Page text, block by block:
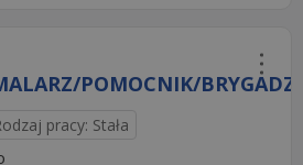
POMOCNIK/
pracy: Stała